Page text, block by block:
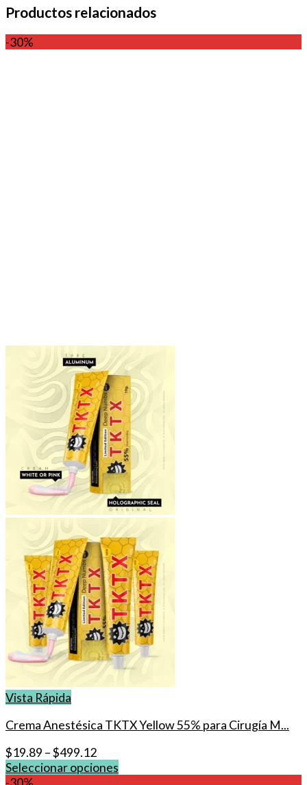
Productos relacionados
-30%
Vista Rápida
Crema Anestésica TKTX Yellow 55% para Cirugía M...
$19.89 –$499.12
Seleccionar opciones
Este